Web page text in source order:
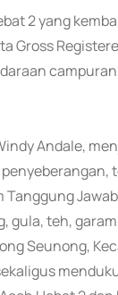
2 yang
Gross
Andale,
gula, teh,
Seunong,